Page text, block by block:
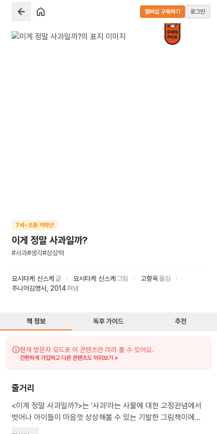
멤버십 구독하기 로그인
7세~초등 저학년
이게 정말 사과일까?
#사과#생각#상상력
요시타케 신스케 글 요시타케 신스케 그림 고향옥옮김
주니어김영사 2014펴냄
책 정보 독후 가이드 추천
현재 방문자 모드로 이 콘텐츠만 미리 볼 수 있어요.
간편하게 가입하고 다른 콘텐츠도 미리보기 >
줄거리
<이게 정말 사과일까?>는 '사과'라는 사물에 대한 고정관념에서
벗어나 아이들이 마음껏 상상해볼 수 있는 기발한 그림책이에요.